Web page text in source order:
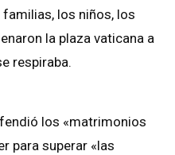
los niños, los
la plaza vaticana a
respiraba.
los «matrimonios
para superar «las